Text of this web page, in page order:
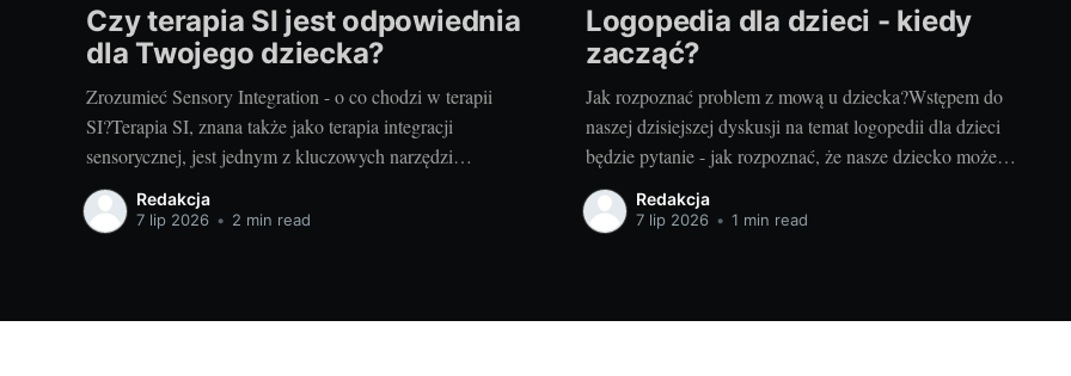
Czy terapia SI jest odpowiednia
dla Twojego dziecka?
Zrozumieć Sensory Integration - o co chodzi w terapii
SI?Terapia SI, znana także jako terapia integracji
sensorycznej, jest jednym z kluczowych narzędzi
wspierających rozwój dzieci. Koncentruje się na pomocy
dzieciom w uzyskaniu lepszej kontroli nad swoim ciałem
Redakcja
7 lip 2026 • 2 min read
Logopedia dla dzieci - kiedy
zacząć?
Jak rozpoznać problem z mową u dziecka?Wstępem do
naszej dzisiejszej dyskusji na temat logopedii dla dzieci
będzie pytanie - jak rozpoznać, że nasze dziecko może
mieć problemy z mową? Warto już na wstępie zaznaczyć,
że nie każde opóźnienie w rozwoju mowy musi oznaczać
Redakcja
7 lip 2026 • 1 min read